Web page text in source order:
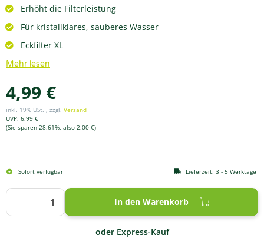
Erhöht die Filterleistung
Für kristallklares, sauberes Wasser
Eckfilter XL
Mehr lesen
4,99 €
inkl. 19% USt. , zzgl. Versand
UVP: 6,99 €
(Sie sparen 28.61%, also 2,00 €)
In den Warenkorb
Sofort verfügbar Lieferzeit: 3 - 5 Werktage
oder Express-Kauf